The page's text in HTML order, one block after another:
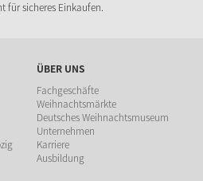
für sicheres Einkaufen.
ÜBER UNS
Fachgeschäfte
Weihnachtsmärkte
Deutsches Weihnachtsmuseum
Unternehmen
Karriere
Ausbildung